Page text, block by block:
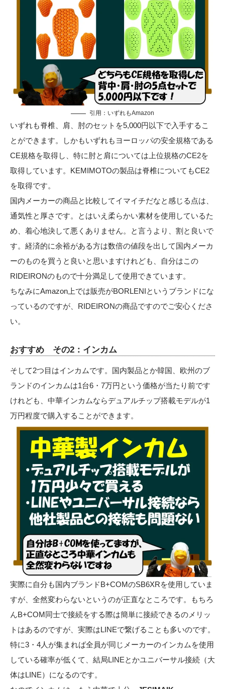
引用：いずれもAmazon
いずれも脊椎、肩、肘のセットを5,000円以下で入手するこ
とができます。しかもいずれもヨーロッパの安全規格である
CE規格を取得し、特に肘と肩については上位規格のCE2を
取得しています。KEMIMOTOの製品は脊椎についてもCE2
を取得です。
国内メーカーの商品と比較してイマイチだなと感じる点は、
通気性と厚さです。とはいえ柔らかい素材を使用しているた
め、着心地決して悪くありません。と言うより、割と良いで
す。経済的に余裕がある方は数倍の値段を出して国内メーカ
ーのものを買うと良いと思いますけれども、自分はこの
RIDEIRONのもので十分満足して使用できています。
ちなみにAmazon上では販売がBORLENIというブランドにな
っているのですが、RIDEIRONの商品ですのでご安心くださ
い。
おすすめ その2：インカム
そして2つ目はインカムです。国内製品とか韓国、欧州のブ
ランドのインカムは1台6・7万円という価格が当たり前です
けれども、中華インカムならデュアルチップ搭載モデルが1
万円程度で購入することができます。
実際に自分も国内ブランドB+COMのSB6XRを使用していま
すが、全然変わらないというのが正直なところです。もちろ
んB+COM同士で接続をする際は簡単に接続できるのメリッ
トはあるのですが、実際はLINEで繋げることも多いのです。
特に3・4人が集まれば全員が同じメーカーのインカムを使用
している確率が低くて、結局LINEとかユニバーサル接続（大
体はLINE）になるのです。